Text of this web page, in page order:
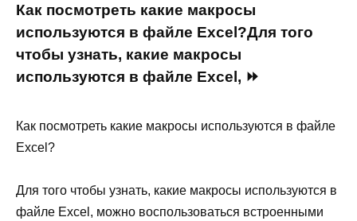
Как посмотреть какие макросы
используются в файле Excel?Для того
чтобы узнать, какие макросы
используются в файле Excel, ⏩
Как посмотреть какие макросы используются в файле
Excel?
Для того чтобы узнать, какие макросы используются в
файле Excel, можно воспользоваться встроенными